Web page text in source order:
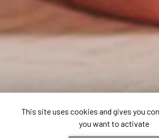
This site uses cookies and gives you
you want to activate